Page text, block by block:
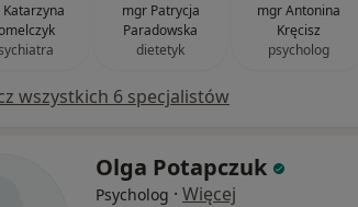
Katarzyna
mgr Patrycja
Paradowska
dietetyk
mgr Antonina
Kręcisz
psycholog
wszystkich 6 specjalistów
Olga Potapczuk
Psycholog · Więcej